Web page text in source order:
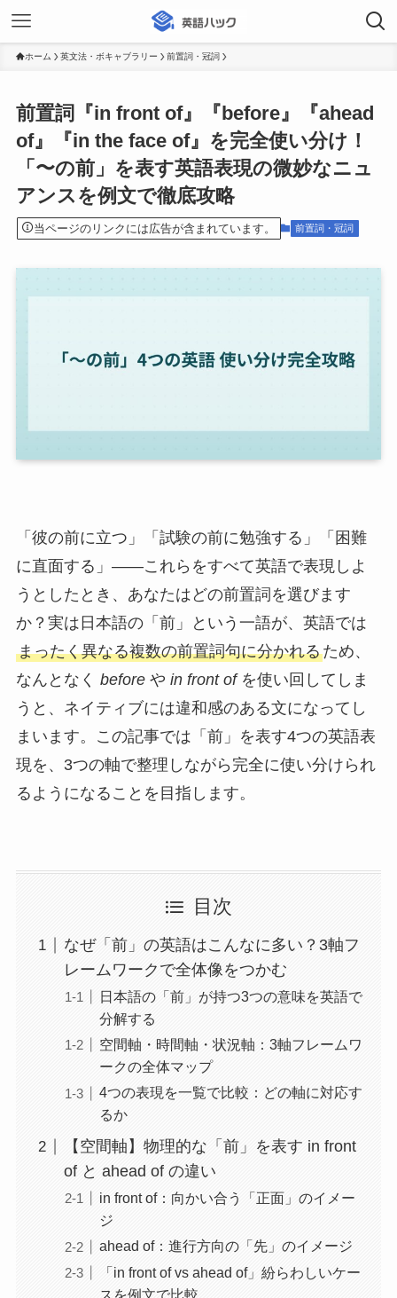
ホーム 英文法・ボキャブラリー 前置詞・冠詞
前置詞『in front of』『before』『ahead
of』『in the face of』を完全使い分け！
「〜の前」を表す英語表現の微妙なニュ
アンスを例文で徹底攻略
当ページのリンクには広告が含まれています。 前置詞・冠詞
「彼の前に立つ」「試験の前に勉強する」「困難
に直面する」——これらをすべて英語で表現しよ
うとしたとき、あなたはどの前置詞を選びます
か？実は日本語の「前」という一語が、英語では
まったく異なる複数の前置詞句に分かれるため、
なんとなく beforeや in front ofを使い回してしま
うと、ネイティブには違和感のある文になってし
まいます。この記事では「前」を表す4つの英語表
現を、3つの軸で整理しながら完全に使い分けられ
るようになることを目指します。
目次
なぜ「前」の英語はこんなに多い？3軸フ
レームワークで全体像をつかむ
日本語の「前」が持つ3つの意味を英語で
分解する
空間軸・時間軸・状況軸：3軸フレームワ
ークの全体マップ
4つの表現を一覧で比較：どの軸に対応す
るか
【空間軸】物理的な「前」を表す in front
of と ahead of の違い
in front of：向かい合う「正面」のイメー
ジ
ahead of：進行方向の「先」のイメージ
「in front of vs ahead of」紛らわしいケー
スを例文で比較